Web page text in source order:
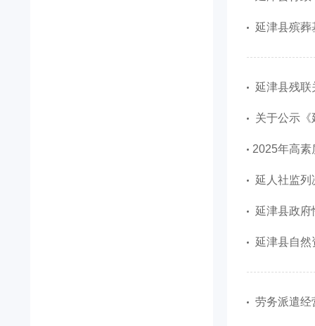
延津县殡葬
延津县残联
关于公示
​2025年高素
延人社监列
延津县政府
延津县自然
劳务派遣经